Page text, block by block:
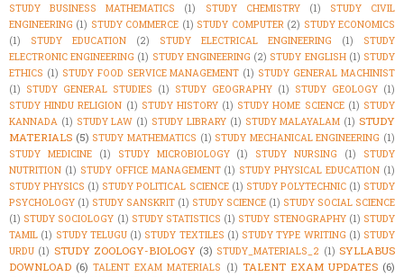
STUDY BUSINESS MATHEMATICS (1) STUDY CHEMISTRY (1)
STUDY CIVIL
ENGINEERING (1) STUDY COMMERCE (1) STUDY COMPUTER (2) STUDY ECONOMICS
(1)
STUDY EDUCATION (2) STUDY ELECTRICAL ENGINEERING (1)
STUDY
ELECTRONIC ENGINEERING (1) STUDY ENGINEERING (2) STUDY ENGLISH (1) STUDY
ETHICS (1) STUDY FOOD SERVICE MANAGEMENT (1) STUDY GENERAL MACHINIST
(1) STUDY GENERAL STUDIES (1) STUDY GEOGRAPHY (1) STUDY GEOLOGY (1)
STUDY HINDU RELIGION (1) STUDY HISTORY (1) STUDY HOME SCIENCE (1) STUDY
KANNADA (1) STUDY LAW (1) STUDY LIBRARY (1) STUDY MALAYALAM (1) STUDY
MATERIALS (5) STUDY MATHEMATICS (1) STUDY MECHANICAL ENGINEERING (1)
STUDY MEDICINE
(1) STUDY MICROBIOLOGY (1) STUDY NURSING (1)
STUDY
NUTRITION (1) STUDY OFFICE MANAGEMENT (1) STUDY PHYSICAL EDUCATION (1)
STUDY PHYSICS (1) STUDY POLITICAL SCIENCE (1) STUDY POLYTECHNIC (1) STUDY
PSYCHOLOGY (1) STUDY SANSKRIT (1) STUDY SCIENCE (1) STUDY SOCIAL SCIENCE
(1) STUDY SOCIOLOGY (1) STUDY STATISTICS (1) STUDY STENOGRAPHY (1) STUDY
TAMIL (1) STUDY TELUGU (1) STUDY TEXTILES (1) STUDY TYPE WRITING (1) STUDY
URDU (1) STUDY ZOOLOGY-BIOLOGY (3) STUDY_MATERIALS_2 (1) SYLLABUS
DOWNLOAD (6) TALENT EXAM MATERIALS (1) TALENT EXAM UPDATES (6)